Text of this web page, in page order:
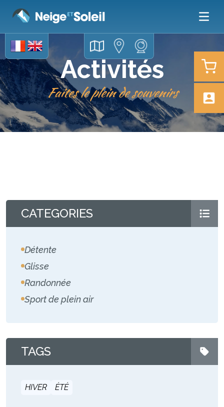
Activités
Faites le plein de souvenirs
CATEGORIES
Détente
Glisse
Randonnée
Sport de plein air
TAGS
HIVER ÉTÉ